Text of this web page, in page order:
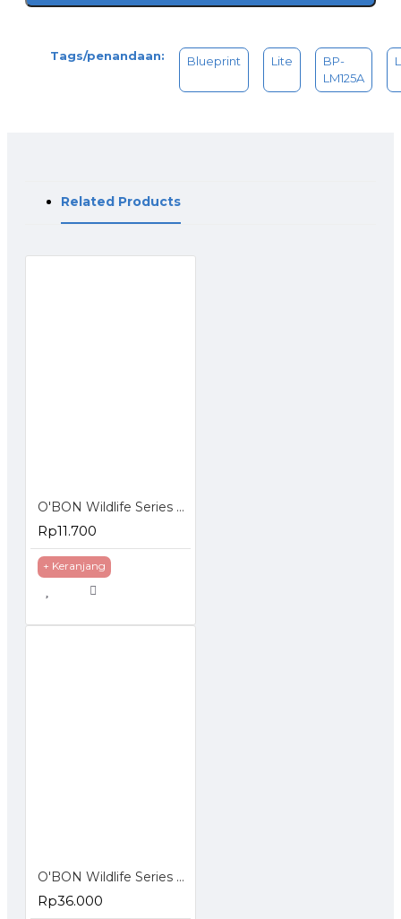
Tags/penandaan: Blueprint Lite
BP-
LM125A
Related Products
O'BON Wildlife Series Twin Pack Pensil 2B isi 2pcs
Rp11.700
+ Keranjang
O'BON Wildlife Series Pensil 2B isi 10pcs
Rp36.000